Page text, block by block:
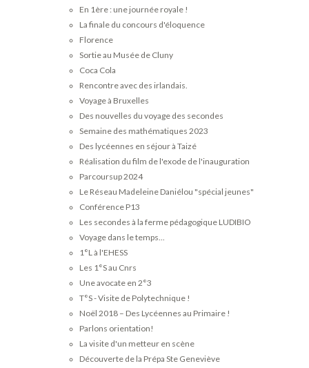
En 1ère : une journée royale !
La finale du concours d'éloquence
Florence
Sortie au Musée de Cluny
Coca Cola
Rencontre avec des irlandais.
Voyage à Bruxelles
Des nouvelles du voyage des secondes
Semaine des mathématiques 2023
Des lycéennes en séjour à Taizé
Réalisation du film de l'exode de l'inauguration
Parcoursup 2024
Le Réseau Madeleine Daniélou "spécial jeunes"
Conférence P13
Les secondes à la ferme pédagogique LUDIBIO
Voyage dans le temps...
1°L à l'EHESS
Les 1°S au Cnrs
Une avocate en 2°3
T°S - Visite de Polytechnique !
Noël 2018 – Des Lycéennes au Primaire !
Parlons orientation!
La visite d'un metteur en scène
Découverte de la Prépa Ste Geneviève